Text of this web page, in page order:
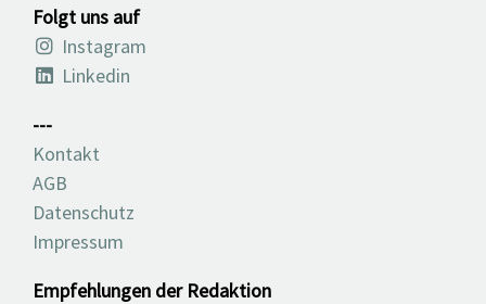
Folgt uns auf
Instagram
Linkedin
---
Kontakt
AGB
Datenschutz
Impressum
Empfehlungen der Redaktion